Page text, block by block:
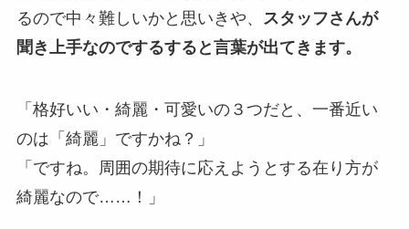
るので中々難しいかと思いきや、 スタッフさんが
聞き上手なのでするすると言葉が出てきます。
「格好いい・綺麗・可愛いの３つだと、一番近い
のは「綺麗」ですかね？」
「ですね。周囲の期待に応えようとする在り方が
綺麗なので……！」